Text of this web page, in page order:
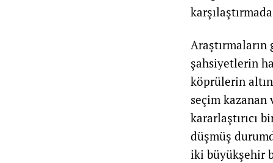
şahsiyetlerin
köprülerin
seçim kazanan
kararlaştırıcı
düşmüş
iki büyükşehir